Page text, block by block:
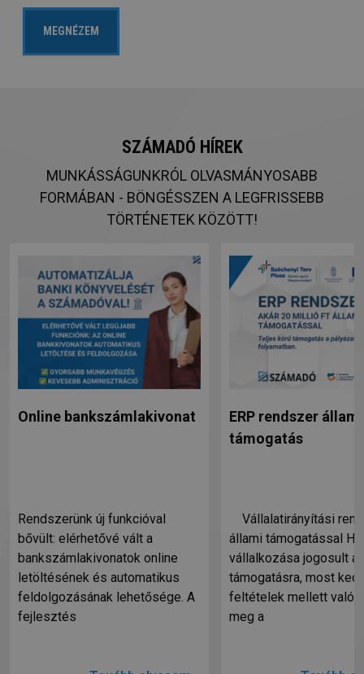
MEGNÉZEM
SZÁMADÓ HÍREK
MUNKÁSSÁGUNKRÓL OLVASMÁNYOSABB
FORMÁBAN - BÖNGÉSSZEN A LEGFRISSEBB
TÖRTÉNETEK KÖZÖTT!
Online bankszámlakivonat
Rendszerünk új funkcióval
bővült: elérhetővé vált a
bankszámlakivonatok online
letöltésének és automatikus
feldolgozásának lehetősége. A
fejlesztés
ERP rendszer állami
támogatás
Vállalatirányítási
állami támogatással Ha
vállalkozása jogosult
támogatásra, most
feltételek mellett
meg a